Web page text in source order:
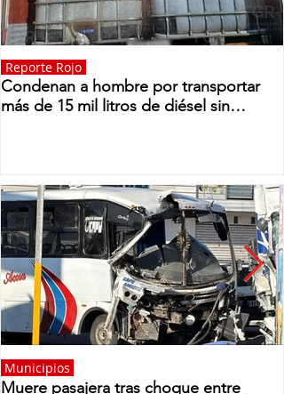
Condenan a hombre por transportar
más de 15 mil litros de diésel sin
Reporte Rojo
Muere pasajera tras choque entre
Municipios